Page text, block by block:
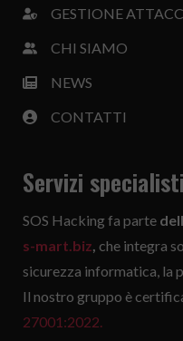
GESTIONE
CHI SIAMO
NEWS
CONTATTI
Servizi
SOS Hacking fa parte
s-mart.biz, che integra
sicurezza informatica, la
Il nostro gruppo è
27001:2022.